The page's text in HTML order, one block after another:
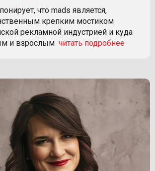
что mads является,
крепким мостиком
рекламной индустрией и куда
и взрослым